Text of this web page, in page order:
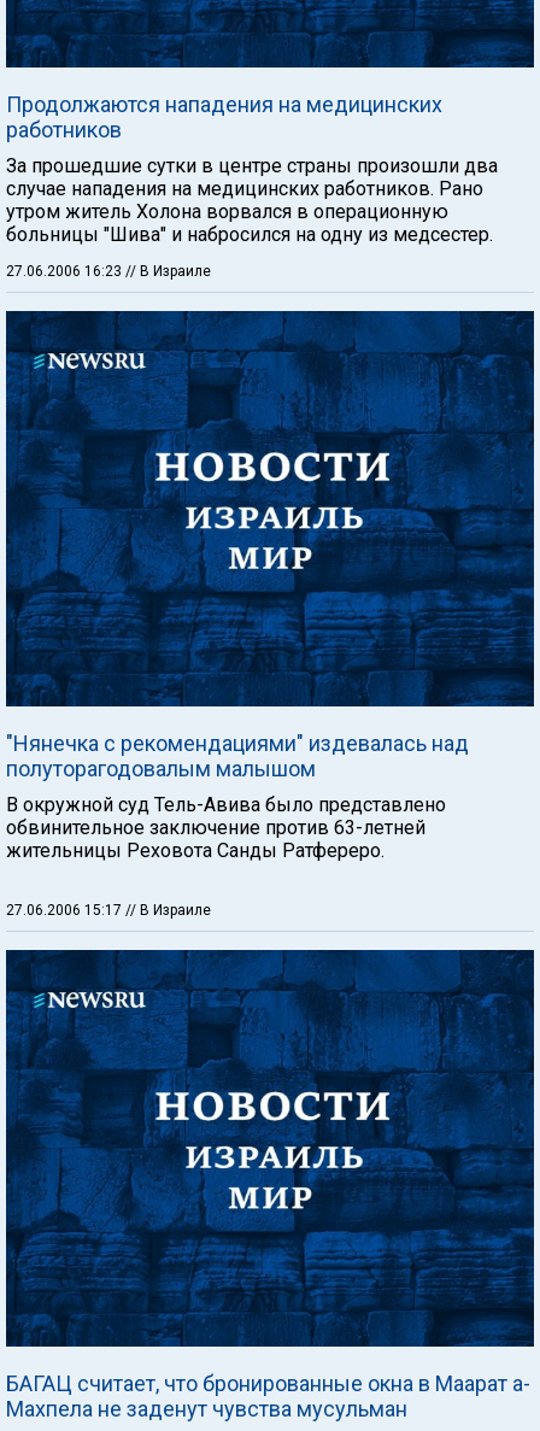
Продолжаются нападения на медицинских
работников
За прошедшие сутки в центре страны произошли два
случае нападения на медицинских работников. Рано
утром житель Холона ворвался в операционную
больницы "Шива" и набросился на одну из медсестер.
27.06.2006 16:23 // В Израиле
"Нянечка с рекомендациями" издевалась над
полуторагодовалым малышом
В окружной суд Тель-Авива было представлено
обвинительное заключение против 63-летней
жительницы Реховота Санды Ратфереро.
27.06.2006 15:17 // В Израиле
БАГАЦ считает, что бронированные окна в Маарат а-
Махпела не заденут чувства мусульман